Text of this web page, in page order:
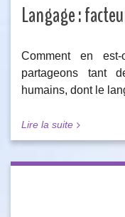
Langage :
Comment en
partageons tant
humains, dont le
Lire la suite